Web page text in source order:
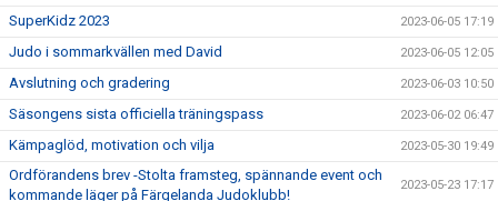
SuperKidz 2023 2023-06-05 17:19
Judo i sommarkvällen med David 2023-06-05 12:05
Avslutning och gradering 2023-06-03 10:50
Säsongens sista officiella träningspass 2023-06-02 06:47
Kämpaglöd, motivation och vilja 2023-05-30 19:49
Ordförandens brev -Stolta framsteg, spännande event och
kommande läger på Färgelanda Judoklubb!
2023-05-23 17:17